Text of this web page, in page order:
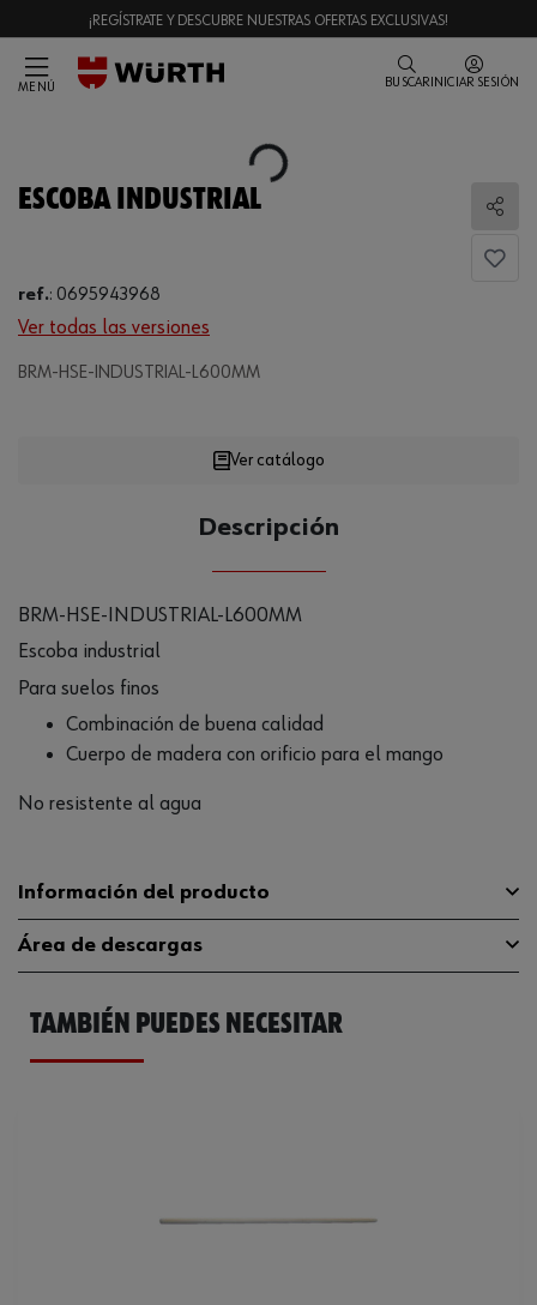
¡REGÍSTRATE Y DESCUBRE NUESTRAS OFERTAS EXCLUSIVAS!
MENÚ BUSCAR INICIAR SESIÓN
Loading...
ESCOBA INDUSTRIAL
ref.: 0695943968
Ver todas las versiones
BRM-HSE-INDUSTRIAL-L600MM
Loading...
Ver catálogo
Descripción
BRM-HSE-INDUSTRIAL-L600MM
Escoba industrial
Para suelos finos
Combinación de buena calidad
Cuerpo de madera con orificio para el mango
No resistente al agua
Información del producto
Material Madera
Longitud 60 cm
Diámetro pasacables del soporte
Área de descargas
Catálogo General 0695943968
TAMBIÉN PUEDES NECESITAR